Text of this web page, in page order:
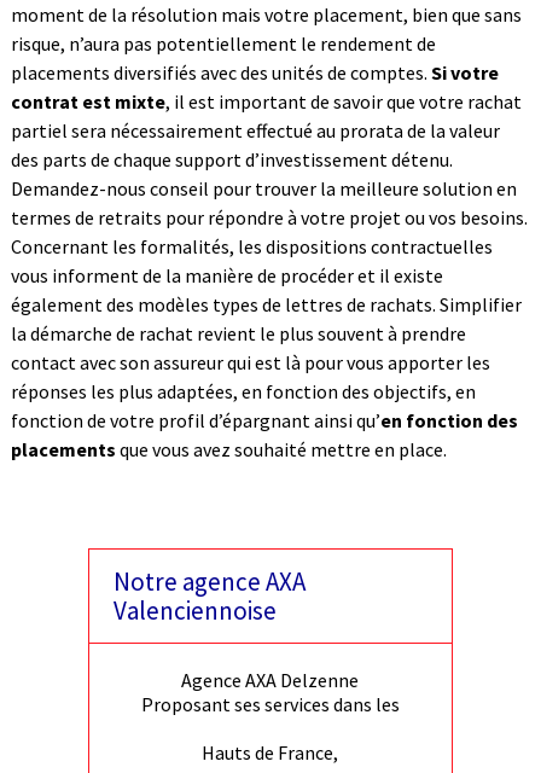
moment de la résolution mais votre placement, bien que sans
risque, n’aura pas potentiellement le rendement de
placements diversifiés avec des unités de comptes. Si votre
contrat est mixte, il est important de savoir que votre rachat
partiel sera nécessairement effectué au prorata de la valeur
des parts de chaque support d’investissement détenu.
Demandez-nous conseil pour trouver la meilleure solution en
termes de retraits pour répondre à votre projet ou vos besoins.
Concernant les formalités, les dispositions contractuelles
vous informent de la manière de procéder et il existe
également des modèles types de lettres de rachats. Simplifier
la démarche de rachat revient le plus souvent à prendre
contact avec son assureur qui est là pour vous apporter les
réponses les plus adaptées, en fonction des objectifs, en
fonction de votre profil d’épargnant ainsi qu’en fonction des
placements que vous avez souhaité mettre en place.
Notre agence AXA
Valenciennoise
Agence AXA Delzenne
Proposant ses services dans les
Hauts de France,